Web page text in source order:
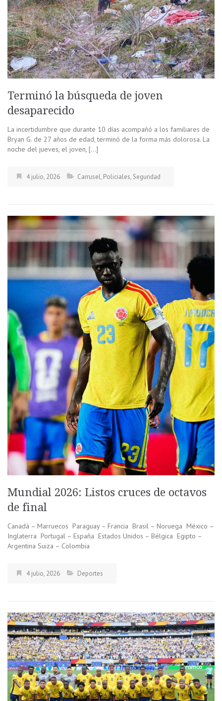
Terminó la búsqueda de joven
desaparecido
La incertidumbre que durante 10 días acompañó a los familiares de
Bryan G. de 27 años de edad, terminó de la forma más dolorosa. La
noche del jueves, el joven, […]
4 julio, 2026 Carrusel, Policiales, Seguridad
Mundial 2026: Listos cruces de octavos
de final
Canadá – Marruecos Paraguay – Francia Brasil – Noruega México –
Inglaterra Portugal – España Estados Unidos – Bélgica Egipto –
Argentina Suiza – Colombia
4 julio, 2026 Deportes